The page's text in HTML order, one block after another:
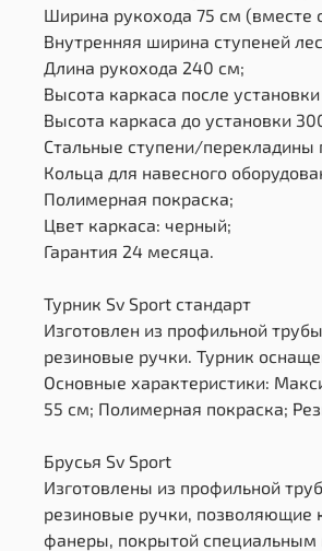
Ширина рукохода 75 см (вместе
Внутренняя ширина ступеней
Длина рукохода 240 см;
Высота каркаса после
Высота каркаса до установки
Стальные ступени/
Кольца для навесного
Полимерная покраска;
Цвет каркаса: черный;
Гарантия 24 месяца.
Турник Sv Sport стандарт
Изготовлен из профильной
резиновые ручки. Турник
Основные характеристики:
55 см; Полимерная покраска;
Брусья Sv Sport
Изготовлены из профильной
резиновые ручки, позволяющие
фанеры, покрытой специальным